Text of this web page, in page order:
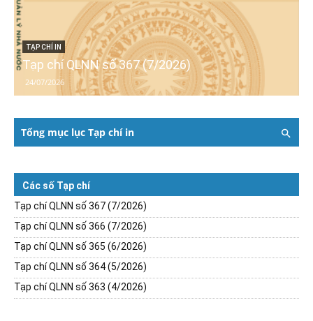
TẠP CHÍ IN
Tạp chí QLNN số 367 (7/2026)
24/07/2026
Tổng mục lục Tạp chí in
Các số Tạp chí
Tạp chí QLNN số 367 (7/2026)
Tạp chí QLNN số 366 (7/2026)
Tạp chí QLNN số 365 (6/2026)
Tạp chí QLNN số 364 (5/2026)
Tạp chí QLNN số 363 (4/2026)